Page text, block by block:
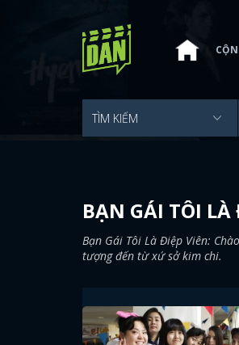
BẠN GÁI TÔI LÀ
Bạn Gái Tôi Là Điệp Viên:
tượng đến từ xứ sở kim chi.